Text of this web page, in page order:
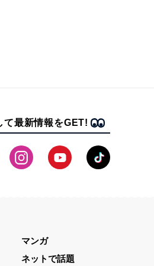
て最新情報をGET!
マンガ
ネットで話題